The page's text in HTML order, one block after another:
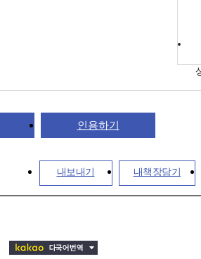
인용하기
내보내기 내책장담기